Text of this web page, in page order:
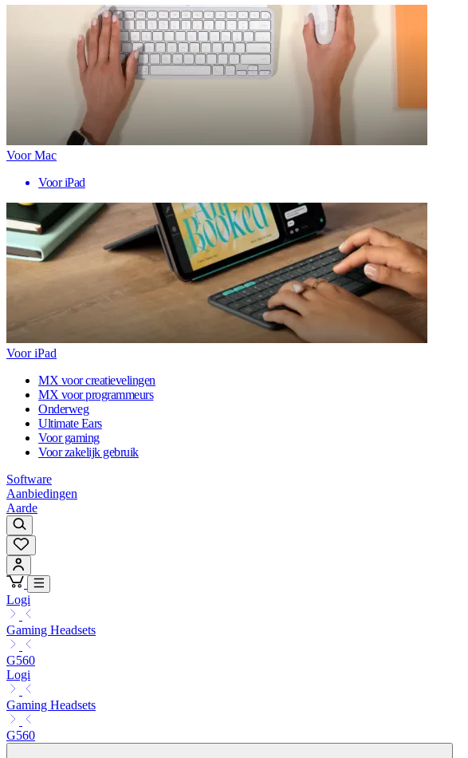
Voor Mac
Voor iPad
Voor iPad
MX voor creatievelingen
MX voor programmeurs
Onderweg
Ultimate Ears
Voor gaming
Voor zakelijk gebruik
Software
Aanbiedingen
Aarde
Logi
Gaming Headsets
G560
Logi
Gaming Headsets
G560